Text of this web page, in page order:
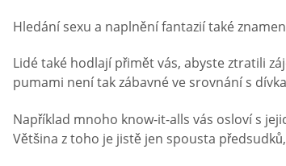
Hledání sexu a naplnění fantazií také
Lidé také hodlají přimět vás, abyste ztratili
pumami není tak zábavné ve srovnání s
Například mnoho know-it-alls vás osloví s
Většina z toho je jistě jen spousta